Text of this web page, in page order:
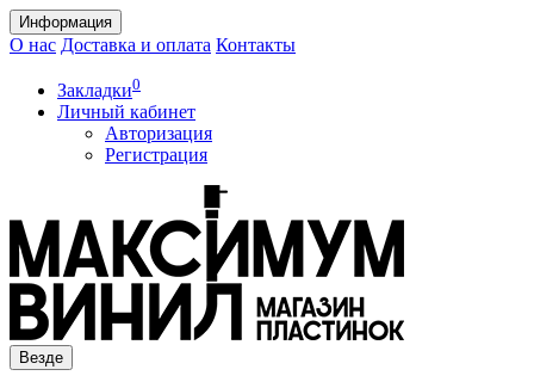
Информация
О нас Доставка и оплата Контакты
Закладки0
Личный кабинет
Авторизация
Регистрация
Везде